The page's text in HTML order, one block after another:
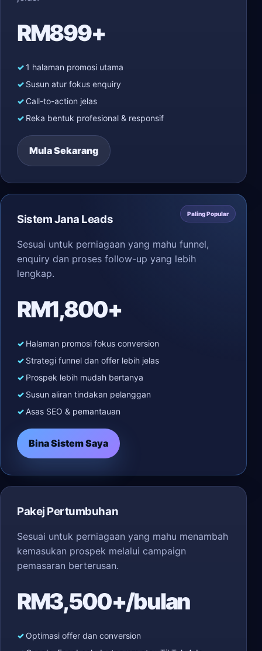
RM899+
1 halaman promosi utama
Susun atur fokus enquiry
Call-to-action jelas
Reka bentuk profesional & responsif
Mula Sekarang
Paling Popular
Sistem Jana Leads
Sesuai untuk perniagaan yang mahu funnel,
enquiry dan proses follow-up yang lebih
lengkap.
RM1,800+
Halaman promosi fokus conversion
Strategi funnel dan offer lebih jelas
Prospek lebih mudah bertanya
Susun aliran tindakan pelanggan
Asas SEO & pemantauan
Bina Sistem Saya
Pakej Pertumbuhan
Sesuai untuk perniagaan yang mahu menambah
kemasukan prospek melalui campaign
pemasaran berterusan.
RM3,500+/bulan
Optimasi offer dan conversion